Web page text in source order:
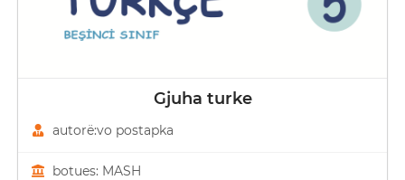
Gjuha turke
autorë:vo postapka
botues: MASH